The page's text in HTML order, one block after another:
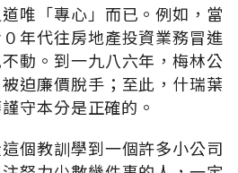
唯「專心」而已。例如，當
年代往房地產投資業務冒進
動。到一九八六年，梅林公
迫廉價脫手；至此，什瑞葉
守本分是正確的。
個教訓學到一個許多小公司